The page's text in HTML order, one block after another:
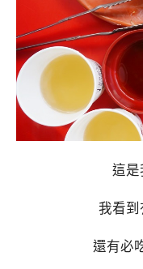
這是
我看到
還有必